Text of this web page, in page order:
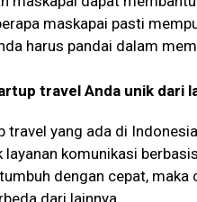
maskapai pasti
harus pandai dalam
travel Anda unik dari
travel yang ada di
layanan komunikasi
dengan cepat,